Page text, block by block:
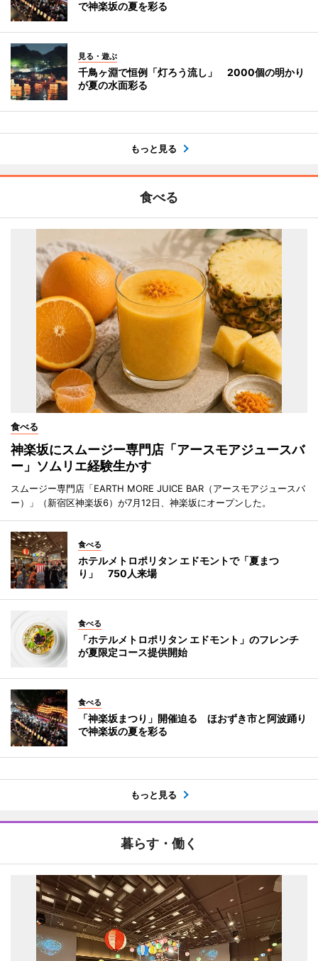
で神楽坂の夏を彩る
見る・遊ぶ
千鳥ヶ淵で恒例「灯ろう流し」 2000個の明かり
が夏の水面彩る
もっと見る
食べる
食べる
神楽坂にスムージー専門店「アースモアジュースバ
ー」ソムリエ経験生かす
スムージー専門店「EARTH MORE JUICE BAR（アースモアジュースバ
ー）」（新宿区神楽坂6）が7月12日、神楽坂にオープンした。
食べる
ホテルメトロポリタン エドモントで「夏まつ
り」 750人来場
食べる
「ホテルメトロポリタン エドモント」のフレンチ
が夏限定コース提供開始
食べる
「神楽坂まつり」開催迫る ほおずき市と阿波踊り
で神楽坂の夏を彩る
もっと見る
暮らす・働く